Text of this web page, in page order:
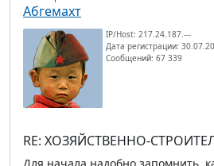
Абгемахт
IP/Host: 217.24.187.---
Дата регистрации:
Сообщений: 67 339
RE: ХОЗЯЙСТВЕННО-